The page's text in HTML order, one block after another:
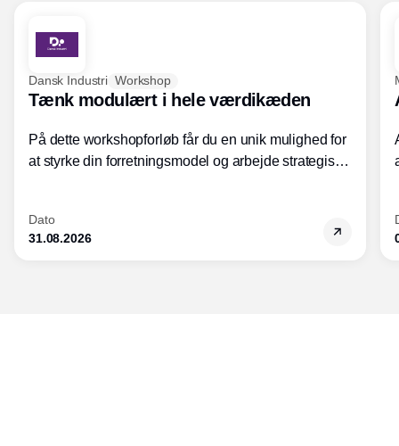
Dansk Industri Workshop
Tænk modulært i hele værdikæden
På dette workshopforløb får du en unik mulighed for
at styrke din forretningsmodel og arbejde strategisk
Dato
31.08.2026